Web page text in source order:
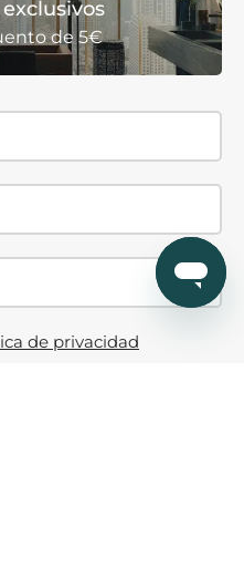
de 5€
de privacidad